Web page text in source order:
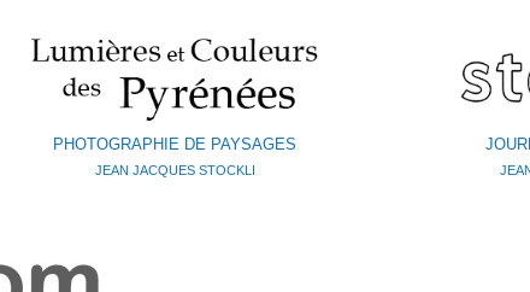
PHOTOGRAPHIE DE PAYSAGES
JEAN JACQUES STOCKLI